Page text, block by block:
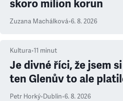
skoro milion korun
Zuzana Machálková•6. 8. 2026
Kultura•11 minut
Je divné říci, že jsem
ten Glenův to ale
Petr Horký•Dublin•6. 8. 2026